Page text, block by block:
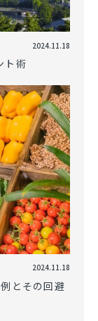
2024.11.18
ト術
2024.11.18
とその回避